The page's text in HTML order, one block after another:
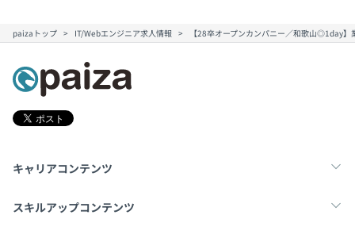
paizaトップ IT/Webエンジニア求人情報 【28卒オープンカンパニー／和歌山◎1day
キャリアコンテンツ
転職・キャリア
スキルアップコンテンツ